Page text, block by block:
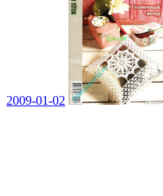
2009-01-02